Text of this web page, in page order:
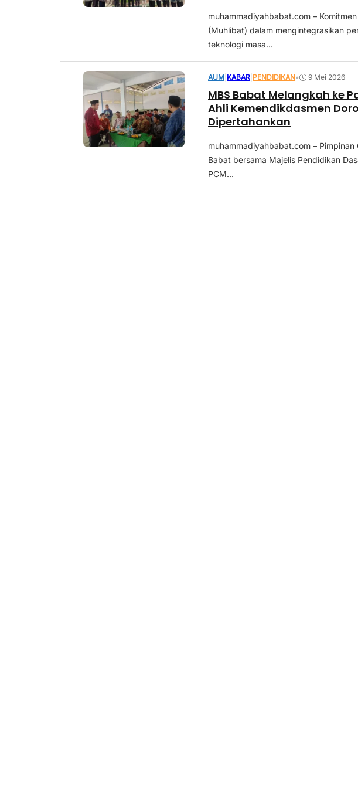
muhammadiyahbabat.com –
(Muhlibat) dalam mengintegrasikan
teknologi masa...
AUM KABAR PENDIDIKAN• 9 Mei 2026
MBS Babat Melangkah ke
Ahli Kemendikdasmen
Dipertahankan
muhammadiyahbabat.com –
Babat bersama Majelis Pendidikan
PCM...